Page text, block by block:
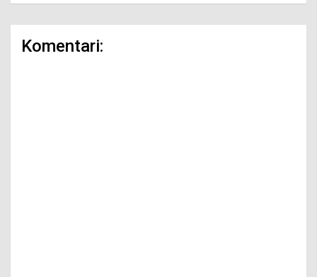
Komentari: